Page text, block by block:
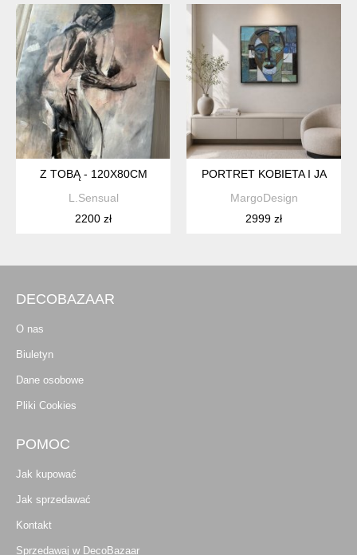
Z TOBĄ - 120X80CM
L.Sensual
2200 zł
PORTRET KOBIETA I JA
MargoDesign
2999 zł
DECOBAZAAR
O nas
Biuletyn
Dane osobowe
Pliki Cookies
POMOC
Jak kupować
Jak sprzedawać
Kontakt
Sprzedawaj w DecoBazaar